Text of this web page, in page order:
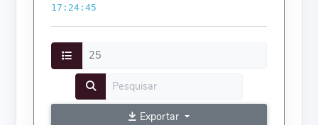
17:24:45
Exportar